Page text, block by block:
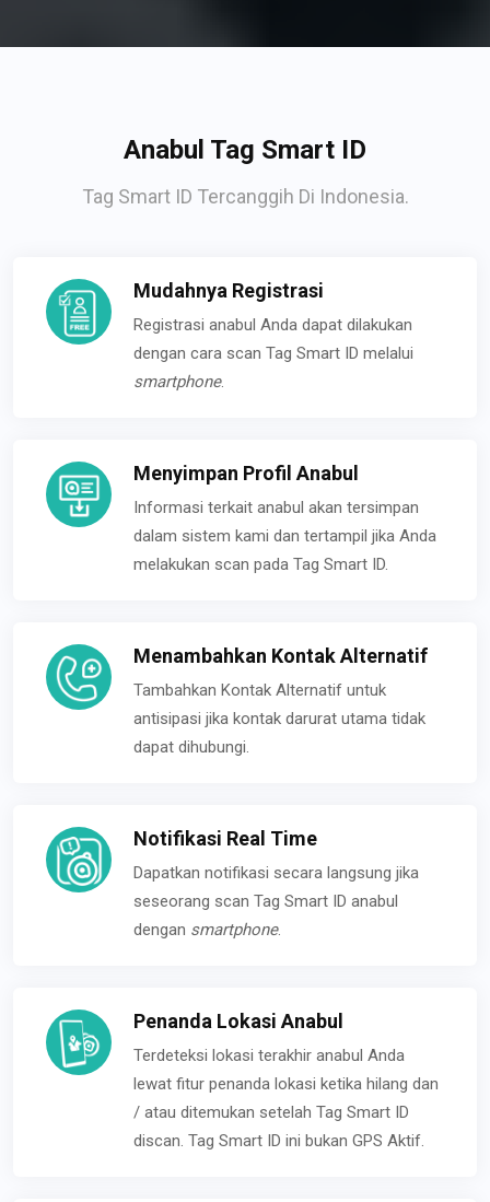
Anabul Tag Smart ID
Tag Smart ID Tercanggih Di Indonesia.
Mudahnya Registrasi
Registrasi anabul Anda dapat dilakukan
dengan cara scan Tag Smart ID melalui
smartphone.
Menyimpan Profil Anabul
Informasi terkait anabul akan tersimpan
dalam sistem kami dan tertampil jika Anda
melakukan scan pada Tag Smart ID.
Menambahkan Kontak Alternatif
Tambahkan Kontak Alternatif untuk
antisipasi jika kontak darurat utama tidak
dapat dihubungi.
Notifikasi Real Time
Dapatkan notifikasi secara langsung jika
seseorang scan Tag Smart ID anabul
dengan smartphone.
Penanda Lokasi Anabul
Terdeteksi lokasi terakhir anabul Anda
lewat fitur penanda lokasi ketika hilang dan
/ atau ditemukan setelah Tag Smart ID
discan. Tag Smart ID ini bukan GPS Aktif.